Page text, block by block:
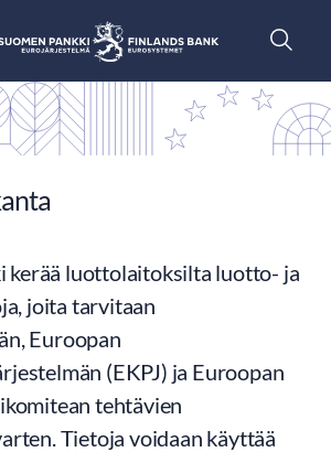
kerää luottolaitoksilta luotto- ja
joita tarvitaan
Euroopan
(EKPJ) ja Euroopan
tehtävien
Tietoja voidaan käyttää